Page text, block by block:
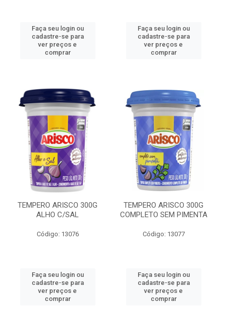
Faça seu login ou
cadastre-se para
ver preços e
comprar
Faça seu login ou
cadastre-se para
ver preços e
comprar
TEMPERO ARISCO 300G
ALHO C/SAL
Código: 13076
Faça seu login ou
cadastre-se para
ver preços e
comprar
TEMPERO ARISCO 300G
COMPLETO SEM PIMENTA
Código: 13077
Faça seu login ou
cadastre-se para
ver preços e
comprar